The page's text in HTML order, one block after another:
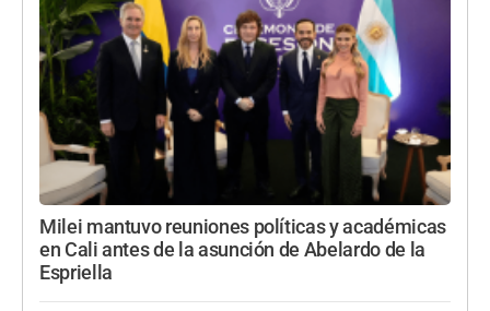
Milei mantuvo reuniones políticas y académicas
en Cali antes de la asunción de Abelardo de la
Espriella